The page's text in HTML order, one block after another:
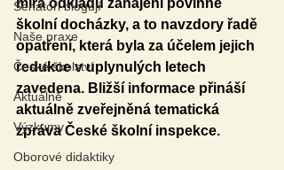
Senátoři blogují
Naše praxe
České školství
Aktuálně
Výzkumy
Oborové didaktiky
míra odkladů zahájení povinné
školní docházky, a to navzdory řadě
opatření, která byla za účelem jejich
redukce v uplynulých letech
zavedena. Bližší informace přináší
aktuálně zveřejněná tematická
zpráva České školní inspekce.